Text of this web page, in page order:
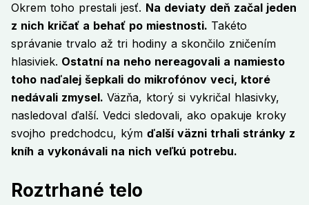
Okrem toho prestali jesť. Na deviaty deň začal jeden
z nich kričať a behať po miestnosti. Takéto
správanie trvalo až tri hodiny a skončilo zničením
hlasiviek. Ostatní na neho nereagovali a namiesto
toho naďalej šepkali do mikrofónov veci, ktoré
nedávali zmysel. Väzňa, ktorý si vykričal hlasivky,
nasledoval ďalší. Vedci sledovali, ako opakuje kroky
svojho predchodcu, kým ďalší väzni trhali stránky z
kníh a vykonávali na nich veľkú potrebu.
Roztrhané telo